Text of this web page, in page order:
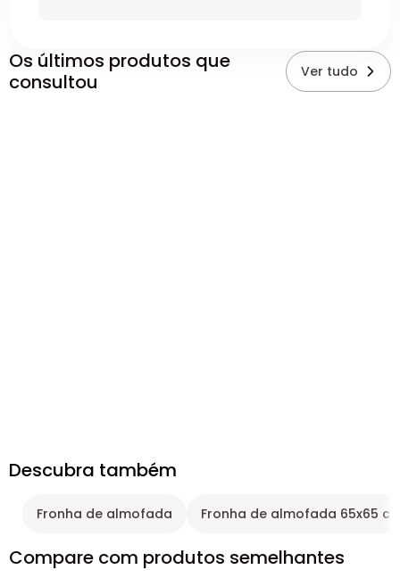
Os últimos produtos que
consultou
Ver tudo
Descubra também
Fronha de almofada Fronha de almofada 65x65
Compare com produtos semelhantes